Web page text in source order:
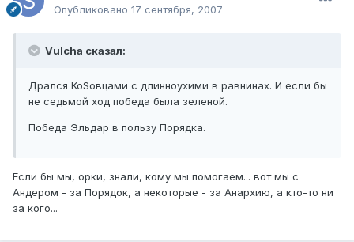
Опубликовано 17 сентября, 2007
Vulcha сказал:
Дрался KoSовцами с длинноухими в равнинах. И если бы
не седьмой ход победа была зеленой.
Победа Эльдар в пользу Порядка.
Если бы мы, орки, знали, кому мы помогаем... вот мы с
Андером - за Порядок, а некоторые - за Анархию, а кто-то ни
за кого...